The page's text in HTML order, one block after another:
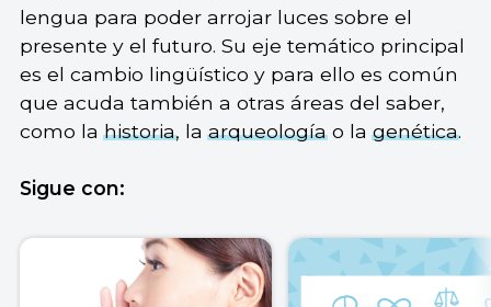
lengua para poder arrojar luces sobre el
presente y el futuro. Su eje temático principal
es el cambio lingüístico y para ello es común
que acuda también a otras áreas del saber,
como lahistoria, laarqueologíao lagenética.
Sigue con: